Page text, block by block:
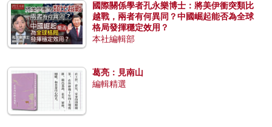
國際關係學者孔永樂博士：將美伊衝突類比
越戰，兩者有何異同？中國崛起能否為全球
格局發揮穩定效用？
本社編輯部
葛亮：見南山
編輯精選